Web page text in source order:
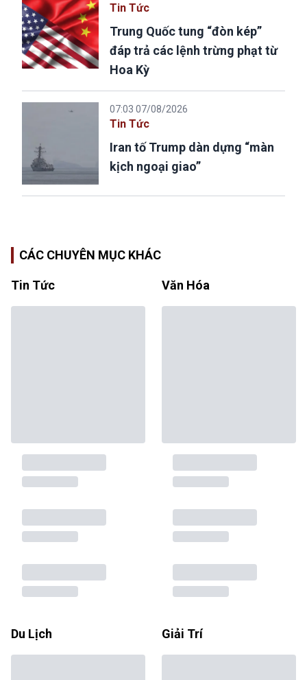
Tin Tức
Trung Quốc tung “đòn kép”
đáp trả các lệnh trừng phạt từ
Hoa Kỳ
07:03 07/08/2026
Tin Tức
Iran tố Trump dàn dựng “màn
kịch ngoại giao”
CÁC CHUYÊN MỤC KHÁC
Tin Tức Văn Hóa
Du Lịch Giải Trí